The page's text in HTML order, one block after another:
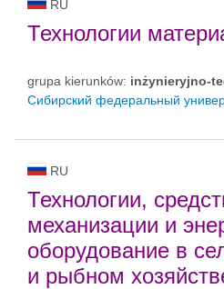
RU
Технологии
grupa kierunków: inżynieryjno-
Сибирский федеральный
RU
Технологии,
механизации и
оборудование в
и рыбном